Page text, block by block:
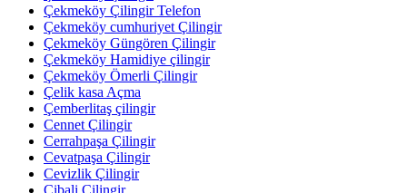
Çekmeköy Çilingir Telefon
Çekmeköy cumhuriyet Çilingir
Çekmeköy Güngören Çilingir
Çekmeköy Hamidiye çilingir
Çekmeköy Ömerli Çilingir
Çelik kasa Açma
Çemberlitaş çilingir
Cennet Çilingir
Cerrahpaşa Çilingir
Cevatpaşa Çilingir
Cevizlik Çilingir
Cibali Çilingir